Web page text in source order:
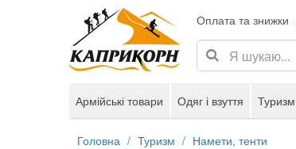
Оплата та знижки
Армійські товари Одяг і взуття Туризм
Головна Туризм Намети, тенти